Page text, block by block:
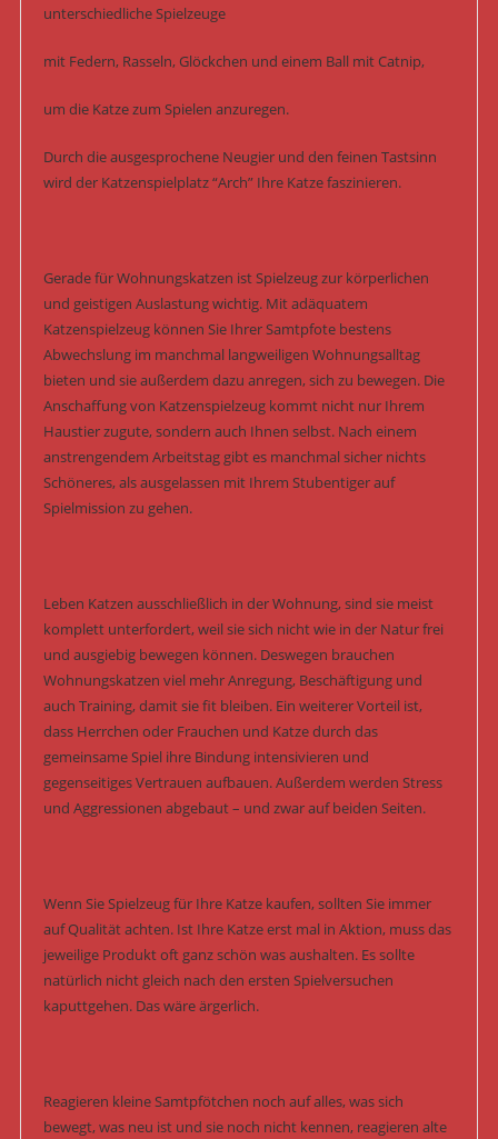
unterschiedliche Spielzeuge
mit Federn, Rasseln, Glöckchen und einem Ball mit Catnip,
um die Katze zum Spielen anzuregen.
Durch die ausgesprochene Neugier und den feinen Tastsinn
wird der Katzenspielplatz “Arch” Ihre Katze faszinieren.
Gerade für Wohnungskatzen ist Spielzeug zur körperlichen
und geistigen Auslastung wichtig. Mit adäquatem
Katzenspielzeug können Sie Ihrer Samtpfote bestens
Abwechslung im manchmal langweiligen Wohnungsalltag
bieten und sie außerdem dazu anregen, sich zu bewegen. Die
Anschaffung von Katzenspielzeug kommt nicht nur Ihrem
Haustier zugute, sondern auch Ihnen selbst. Nach einem
anstrengendem Arbeitstag gibt es manchmal sicher nichts
Schöneres, als ausgelassen mit Ihrem Stubentiger auf
Spielmission zu gehen.
Leben Katzen ausschließlich in der Wohnung, sind sie meist
komplett unterfordert, weil sie sich nicht wie in der Natur frei
und ausgiebig bewegen können. Deswegen brauchen
Wohnungskatzen viel mehr Anregung, Beschäftigung und
auch Training, damit sie fit bleiben. Ein weiterer Vorteil ist,
dass Herrchen oder Frauchen und Katze durch das
gemeinsame Spiel ihre Bindung intensivieren und
gegenseitiges Vertrauen aufbauen. Außerdem werden Stress
und Aggressionen abgebaut – und zwar auf beiden Seiten.
Wenn Sie Spielzeug für Ihre Katze kaufen, sollten Sie immer
auf Qualität achten. Ist Ihre Katze erst mal in Aktion, muss das
jeweilige Produkt oft ganz schön was aushalten. Es sollte
natürlich nicht gleich nach den ersten Spielversuchen
kaputtgehen. Das wäre ärgerlich.
Reagieren kleine Samtpfötchen noch auf alles, was sich
bewegt, was neu ist und sie noch nicht kennen, reagieren alte